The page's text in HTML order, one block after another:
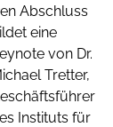
Abschluss
eine
von Dr.
Tretter,
Instituts für